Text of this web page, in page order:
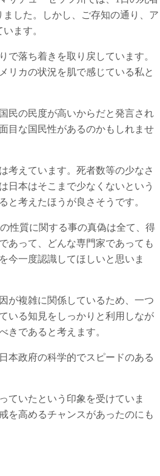
した。しかし、ご存知の通り、ア
ます。
で落ち着きを取り戻しています。
リカの状況を肌で感じている私と
民の民度が高いからだと発言され
目な国民性があるのかもしれませ
考えています。死者数等の少なさ
日本はそこまで少なくないという
考えたほうが良さそうです。
性質に関する事の真偽は全て、得
あって、どんな専門家であっても
今一度認識してほしいと思いま
が複雑に関係しているため、一つ
いる知見をしっかりと利用しなが
きであると考えます。
本政府の科学的でスピードのある
ていたという印象を受けていま
を高めるチャンスがあったのにも